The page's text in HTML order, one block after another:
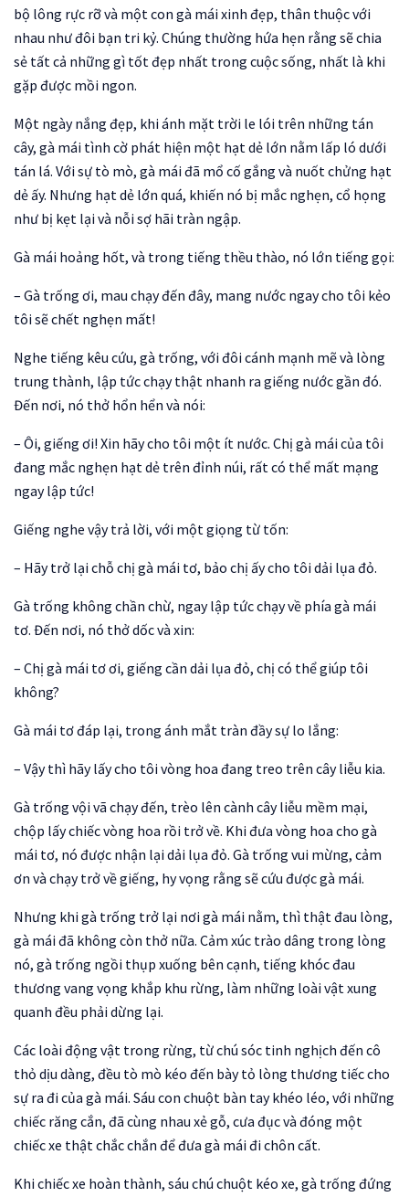
bộ lông rực rỡ và một con gà mái xinh đẹp, thân thuộc với
nhau như đôi bạn tri kỷ. Chúng thường hứa hẹn rằng sẽ chia
sẻ tất cả những gì tốt đẹp nhất trong cuộc sống, nhất là khi
gặp được mồi ngon.
Một ngày nắng đẹp, khi ánh mặt trời le lói trên những tán
cây, gà mái tình cờ phát hiện một hạt dẻ lớn nằm lấp ló dưới
tán lá. Với sự tò mò, gà mái đã mổ cố gắng và nuốt chửng hạt
dẻ ấy. Nhưng hạt dẻ lớn quá, khiến nó bị mắc nghẹn, cổ họng
như bị kẹt lại và nỗi sợ hãi tràn ngập.
Gà mái hoảng hốt, và trong tiếng thều thào, nó lớn tiếng gọi:
– Gà trống ơi, mau chạy đến đây, mang nước ngay cho tôi kẻo
tôi sẽ chết nghẹn mất!
Nghe tiếng kêu cứu, gà trống, với đôi cánh mạnh mẽ và lòng
trung thành, lập tức chạy thật nhanh ra giếng nước gần đó.
Đến nơi, nó thở hổn hển và nói:
– Ôi, giếng ơi! Xin hãy cho tôi một ít nước. Chị gà mái của tôi
đang mắc nghẹn hạt dẻ trên đỉnh núi, rất có thể mất mạng
ngay lập tức!
Giếng nghe vậy trả lời, với một giọng từ tốn:
– Hãy trở lại chỗ chị gà mái tơ, bảo chị ấy cho tôi dải lụa đỏ.
Gà trống không chần chừ, ngay lập tức chạy về phía gà mái
tơ. Đến nơi, nó thở dốc và xin:
– Chị gà mái tơ ơi, giếng cần dải lụa đỏ, chị có thể giúp tôi
không?
Gà mái tơ đáp lại, trong ánh mắt tràn đầy sự lo lắng:
– Vậy thì hãy lấy cho tôi vòng hoa đang treo trên cây liễu kia.
Gà trống vội vã chạy đến, trèo lên cành cây liễu mềm mại,
chộp lấy chiếc vòng hoa rồi trở về. Khi đưa vòng hoa cho gà
mái tơ, nó được nhận lại dải lụa đỏ. Gà trống vui mừng, cảm
ơn và chạy trở về giếng, hy vọng rằng sẽ cứu được gà mái.
Nhưng khi gà trống trở lại nơi gà mái nằm, thì thật đau lòng,
gà mái đã không còn thở nữa. Cảm xúc trào dâng trong lòng
nó, gà trống ngồi thụp xuống bên cạnh, tiếng khóc đau
thương vang vọng khắp khu rừng, làm những loài vật xung
quanh đều phải dừng lại.
Các loài động vật trong rừng, từ chú sóc tinh nghịch đến cô
thỏ dịu dàng, đều tò mò kéo đến bày tỏ lòng thương tiếc cho
sự ra đi của gà mái. Sáu con chuột bàn tay khéo léo, với những
chiếc răng cắn, đã cùng nhau xẻ gỗ, cưa đục và đóng một
chiếc xe thật chắc chắn để đưa gà mái đi chôn cất.
Khi chiếc xe hoàn thành, sáu chú chuột kéo xe, gà trống đứng